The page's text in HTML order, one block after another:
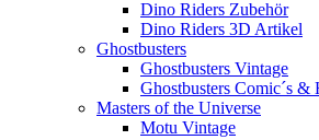
Dino Riders Zubehör
Dino Riders 3D Artikel
Ghostbusters
Ghostbusters Vintage
Ghostbusters Comic´s &
Masters of the Universe
Motu Vintage